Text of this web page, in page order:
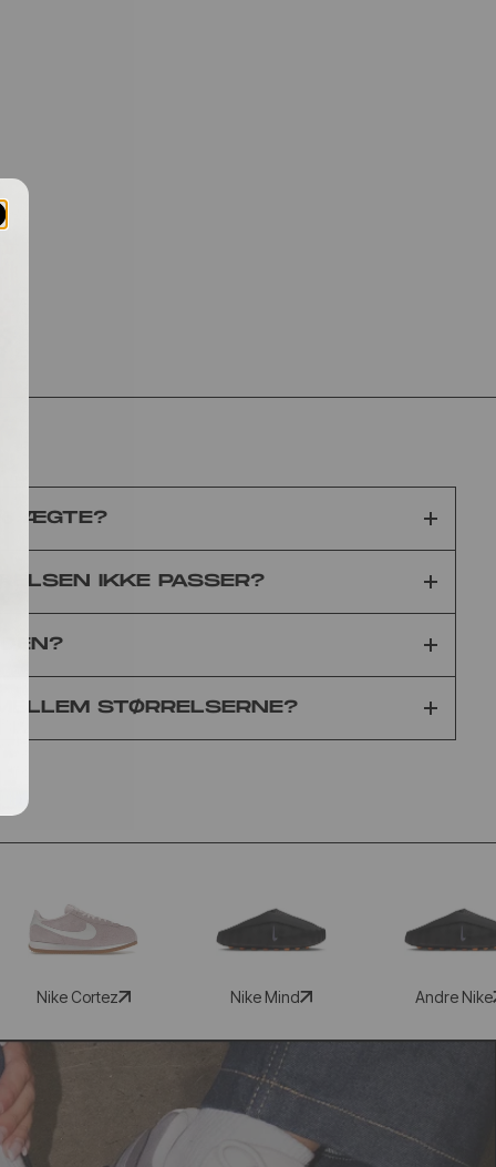
ÆGTE?
IKKE PASSER?
STØRRELSERNE?
Nike Cortez Nike Mind Andre Nike